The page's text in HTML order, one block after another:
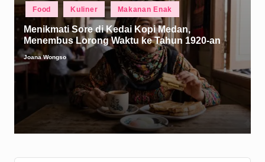
Posted
Food Kuliner Makanan Enak
Menikmati Sore di Kedai Kopi Medan,
Menembus Lorong Waktu ke Tahun 1920-an
Posted
Joana Wongso